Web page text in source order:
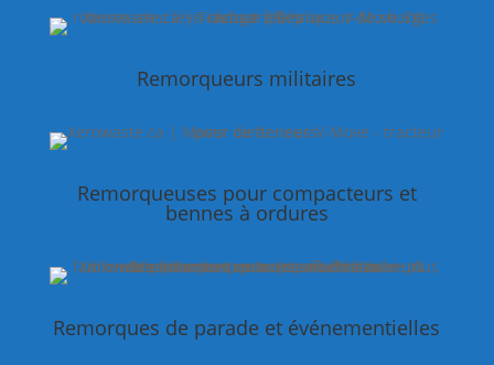
Remorqueurs militaires
Remorqueuses pour compacteurs et
bennes à ordures
Remorques de parade et événementielles